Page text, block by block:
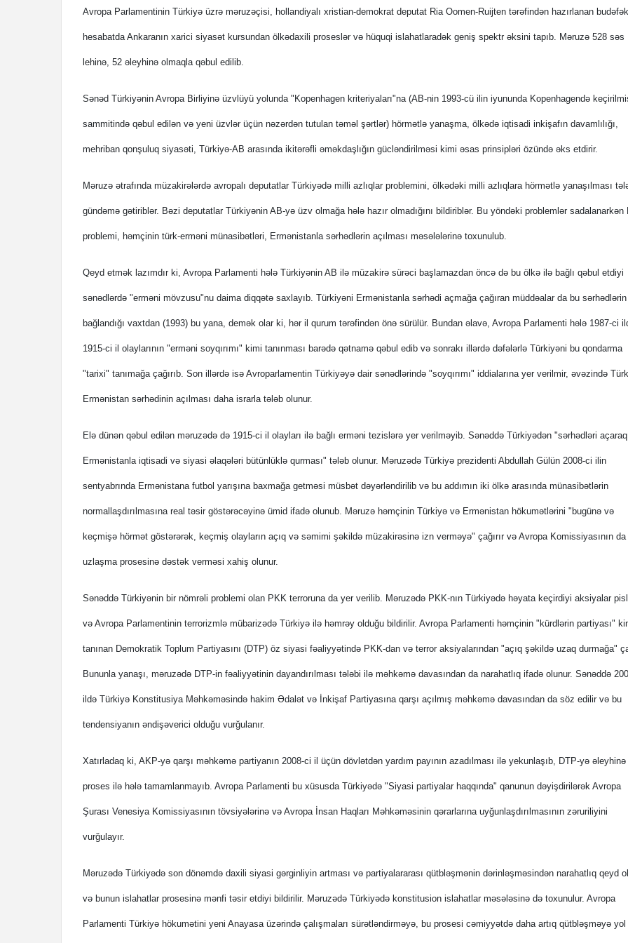
Avropa Parlamentinin Türkiyə üzrə məruzəçisi, hollandiyalı xristian-demokrat deputat Ria Oomen-Ruijten tərəfindən hazırlanan
hesabatda Ankaranın xarici siyasət kursundan ölkədaxili proseslər və hüquqi islahatlaradək geniş spektr əksini tapıb. Məruzə 528 səs
lehinə, 52 əleyhinə olmaqla qəbul edilib.
Sənəd Türkiyənin Avropa Birliyinə üzvlüyü yolunda "Kopenhagen kriteriyaları"na (AB-nin 1993-cü ilin iyununda Kopenhagendə
sammitində qəbul edilən və yeni üzvlər üçün nəzərdən tutulan təməl şərtlər) hörmətlə yanaşma, ölkədə iqtisadi inkişafın davamlılığı,
mehriban qonşuluq siyasəti, Türkiyə-AB arasında ikitərəfli əməkdaşlığın gücləndirilməsi kimi əsas prinsipləri özündə əks etdirir.
Məruzə ətrafında müzakirələrdə avropalı deputatlar Türkiyədə milli azlıqlar problemini, ölkədəki milli azlıqlara hörmətlə yanaşılması
gündəmə gətiriblər. Bəzi deputatlar Türkiyənin AB-yə üzv olmağa hələ hazır olmadığını bildiriblər. Bu yöndəki problemlər sadalanarkən
problemi, həmçinin türk-erməni münasibətləri, Ermənistanla sərhədlərin açılması məsələlərinə toxunulub.
Qeyd etmək lazımdır ki, Avropa Parlamenti hələ Türkiyənin AB ilə müzakirə sürəci başlamazdan öncə də bu ölkə ilə bağlı qəbul etdiyi
sənədlərdə "erməni mövzusu"nu daima diqqətə saxlayıb. Türkiyəni Ermənistanla sərhədi açmağa çağıran müddəalar da bu sərhədlərin
bağlandığı vaxtdan (1993) bu yana, demək olar ki, hər il qurum tərəfindən önə sürülür. Bundan əlavə, Avropa Parlamenti hələ 1987-ci
1915-ci il olaylarının "erməni soyqırımı" kimi tanınması barədə qətnamə qəbul edib və sonrakı illərdə dəfələrlə Türkiyəni bu qondarma
"tarixi" tanımağa çağırıb. Son illərdə isə Avroparlamentin Türkiyəyə dair sənədlərində "soyqırımı" iddialarına yer verilmir, əvəzində
Ermənistan sərhədinin açılması daha israrla tələb olunur.
Elə dünən qəbul edilən məruzədə də 1915-ci il olayları ilə bağlı erməni tezislərə yer verilməyib. Sənəddə Türkiyədən "sərhədləri açaraq
Ermənistanla iqtisadi və siyasi əlaqələri bütünlüklə qurması" tələb olunur. Məruzədə Türkiyə prezidenti Abdullah Gülün 2008-ci ilin
sentyabrında Ermənistana futbol yarışına baxmağa getməsi müsbət dəyərləndirilib və bu addımın iki ölkə arasında münasibətlərin
normallaşdırılmasına real təsir göstərəcəyinə ümid ifadə olunub. Məruzə həmçinin Türkiyə və Ermənistan hökumətlərini "bugünə və
keçmişə hörmət göstərərək, keçmiş olayların açıq və səmimi şəkildə müzakirəsinə izn verməyə" çağırır və Avropa Komissiyasının da
uzlaşma prosesinə dəstək verməsi xahiş olunur.
Sənəddə Türkiyənin bir nömrəli problemi olan PKK terroruna da yer verilib. Məruzədə PKK-nın Türkiyədə həyata keçirdiyi aksiyalar
və Avropa Parlamentinin terrorizmlə mübarizədə Türkiyə ilə həmrəy olduğu bildirilir. Avropa Parlamenti həmçinin "kürdlərin partiyası"
tanınan Demokratik Toplum Partiyasını (DTP) öz siyasi fəaliyyətində PKK-dan və terror aksiyalarından "açıq şəkildə uzaq durmağa"
Bununla yanaşı, məruzədə DTP-in fəaliyyətinin dayandırılması tələbi ilə məhkəmə davasından da narahatlıq ifadə olunur. Sənəddə
ildə Türkiyə Konstitusiya Məhkəməsində hakim Ədalət və İnkişaf Partiyasına qarşı açılmış məhkəmə davasından da söz edilir və bu
tendensiyanın əndişəverici olduğu vurğulanır.
Xatırladaq ki, AKP-yə qarşı məhkəmə partiyanın 2008-ci il üçün dövlətdən yardım payının azadılması ilə yekunlaşıb, DTP-yə əleyhinə
proses ilə hələ tamamlanmayıb. Avropa Parlamenti bu xüsusda Türkiyədə "Siyasi partiyalar haqqında" qanunun dəyişdirilərək Avropa
Şurası Venesiya Komissiyasının tövsiyələrinə və Avropa İnsan Haqları Məhkəməsinin qərarlarına uyğunlaşdırılmasının zəruriliyini
vurğulayır.
Məruzədə Türkiyədə son dönəmdə daxili siyasi gərginliyin artması və partiyalararası qütbləşmənin dərinləşməsindən narahatlıq qeyd
və bunun islahatlar prosesinə mənfi təsir etdiyi bildirilir. Məruzədə Türkiyədə konstitusion islahatlar məsələsinə də toxunulur. Avropa
Parlamenti Türkiyə hökumətini yeni Anayasa üzərində çalışmaları sürətləndirməyə, bu prosesi cəmiyyətdə daha artıq qütbləşməyə yol